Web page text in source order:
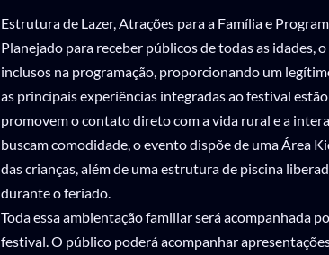
Estrutura de Lazer, Atrações para a Família e
Planejado para receber públicos de todas as idades,
inclusos na programação, proporcionando um
as principais experiências integradas ao festival
promovem o contato direto com a vida rural e a
buscam comodidade, o evento dispõe de uma Área
das crianças, além de uma estrutura de piscina
durante o feriado.
Toda essa ambientação familiar será acompanhada
festival. O público poderá acompanhar